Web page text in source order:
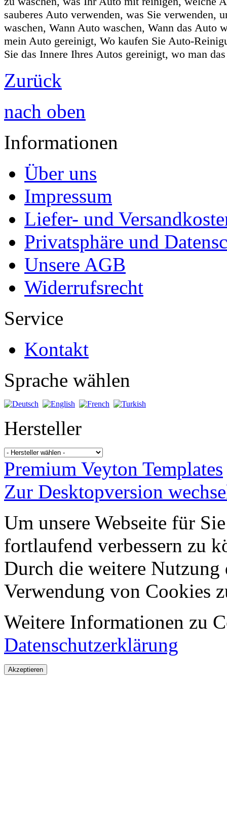
sauberes Auto verwenden, was Sie verwenden,
waschen, Wann Auto waschen, Wann das Auto
mein Auto gereinigt, Wo kaufen Sie Auto-
Sie das Innere Ihres Autos gereinigt, wo man
Zurück
nach oben
Informationen
Über uns
Impressum
Liefer- und
Privatsphäre und
Unsere AGB
Widerrufsrecht
Service
Kontakt
Sprache wählen
Hersteller
Premium Veyton Templates
Zur Desktopversion
Um unsere Webseite für
fortlaufend verbessern zu
Durch die weitere Nutzung
Verwendung von Cookies
Weitere Informationen zu
Datenschutzerklärung
Akzeptieren